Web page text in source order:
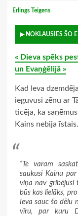
Erlings Teigens
▶ NOKLAUSIES ŠO
« Dieva spēks
un Evaņģēlijā »
Kad Ieva
ieguvusi zēnu ar
ticēja, ka
Kains nebija
“Te varam
saukusi Kainu
viņa nav gribējusi
būs kas lielāks,
Ieva sauc šo dēlu
vīru, par kuru